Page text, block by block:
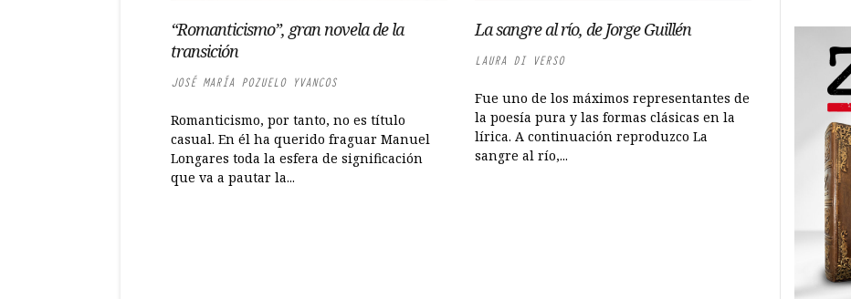
“Romanticismo”, gran novela de la
transición
JOSÉ MARÍA POZUELO YVANCOS
Romanticismo, por tanto, no es título
casual. En él ha querido fraguar Manuel
Longares toda la esfera de significación
que va a pautar la...
La sangre al río, de Jorge Guillén
LAURA DI VERSO
Fue uno de los máximos representantes de
la poesía pura y las formas clásicas en la
lírica. A continuación reproduzco La
sangre al río,...